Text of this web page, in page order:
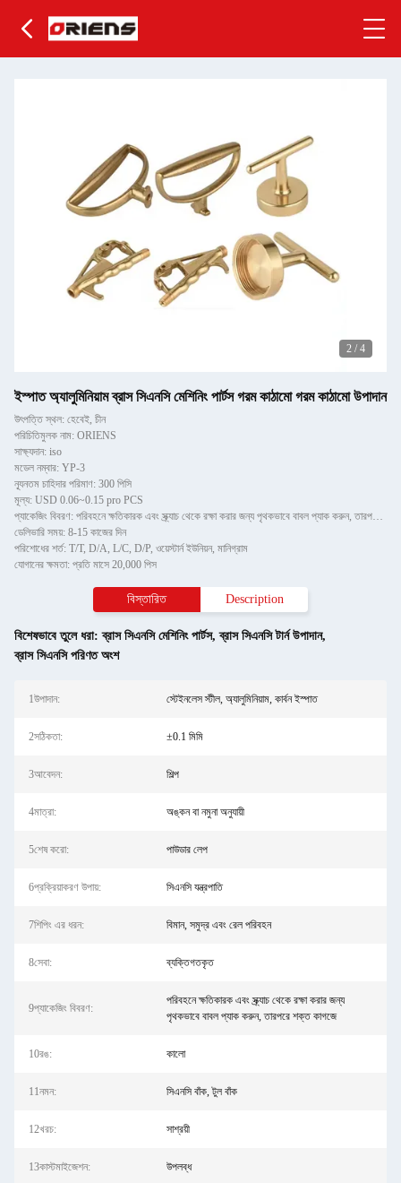
2 / 4
ইস্পাত অ্যালুমিনিয়াম ব্রাস সিএনসি মেশিনিং পার্টস গরম কাঠামো গরম কাঠামো উপাদান
উৎপত্তি স্থল: হেবেই, চীন
পরিচিতিমুলক নাম: ORIENS
সাক্ষ্যদান: iso
মডেল নম্বার: YP-3
ন্যূনতম চাহিদার পরিমাণ: 300 পিসি
মূল্য: USD 0.06~0.15 pro PCS
প্যাকেজিং বিবরণ: পরিবহনে ক্ষতিকারক এবং স্ক্র্যাচ থেকে রক্ষা করার জন্য পৃথকভাবে বাবল প্যাক করুন, তারপরে শক্ত কাগজে
ডেলিভারি সময়: 8-15 কাজের দিন
পরিশোধের শর্ত: T/T, D/A, L/C, D/P, ওয়েস্টার্ন ইউনিয়ন, মানিগ্রাম
যোগানের ক্ষমতা: প্রতি মাসে 20,000 পিস
বিস্তারিত Description
বিশেষভাবে তুলে ধরা:ব্রাস সিএনসি মেশিনিং পার্টস,ব্রাস সিএনসি টার্ন উপাদান,
ব্রাস সিএনসি পরিণত অংশ
1উপাদান: স্টেইনলেস স্টীল, অ্যালুমিনিয়াম, কার্বন ইস্পাত
2সঠিকতা: ±0.1 মিমি
3আবেদন: শিল্প
4মাত্রা: অঙ্কন বা নমুনা অনুযায়ী
5শেষ করো: পাউডার লেপ
6প্রক্রিয়াকরণ উপায়: সিএনসি যন্ত্রপাতি
7শিপিং এর ধরন: বিমান, সমুদ্র এবং রেল পরিবহন
8সেবা: ব্যক্তিগতকৃত
9প্যাকেজিং বিবরণ:
পরিবহনে ক্ষতিকারক এবং স্ক্র্যাচ থেকে রক্ষা করার জন্য
পৃথকভাবে বাবল প্যাক করুন, তারপরে শক্ত কাগজে
10রঙ: কালো
11নমন: সিএনসি বাঁক, টুল বাঁক
12খরচ: সাশ্রয়ী
13কাস্টমাইজেশন: উপলব্ধ